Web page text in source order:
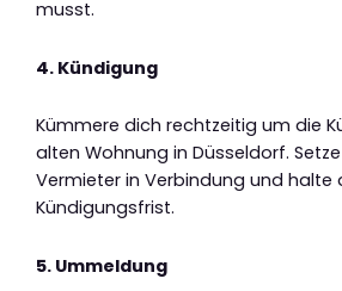
musst.
4. Kündigung
Kümmere dich rechtzeitig um die
alten Wohnung in Düsseldorf.
Vermieter in Verbindung und halte
Kündigungsfrist.
5. Ummeldung